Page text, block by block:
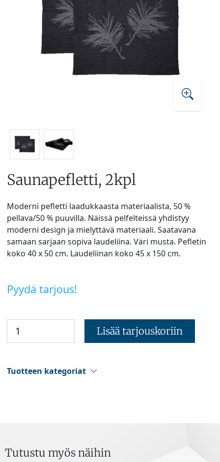
Saunapefletti, 2kpl
Moderni pefletti laadukkaasta materiaalista, 50 %
pellava/50 % puuvilla. Näissä pelfelteissä yhdistyy
moderni design ja mielyttävä materiaali. Saatavana
samaan sarjaan sopiva laudeliina. Väri musta. Pefletin
koko 40 x 50 cm. Laudeliinan koko 45 x 150 cm.
Pyydä tarjous!
Lisää tarjouskoriin
Tuotteen kategoriat
Tutustu myös näihin